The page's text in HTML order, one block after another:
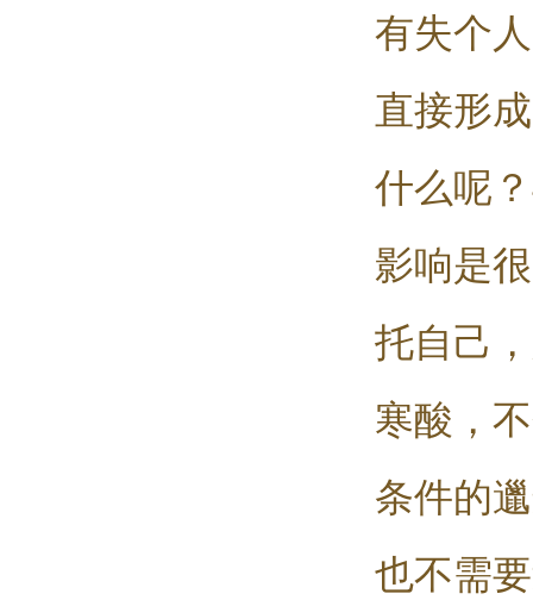
有失个
直接形
什么呢
影响是
托自己
寒酸，
条件的
也不需